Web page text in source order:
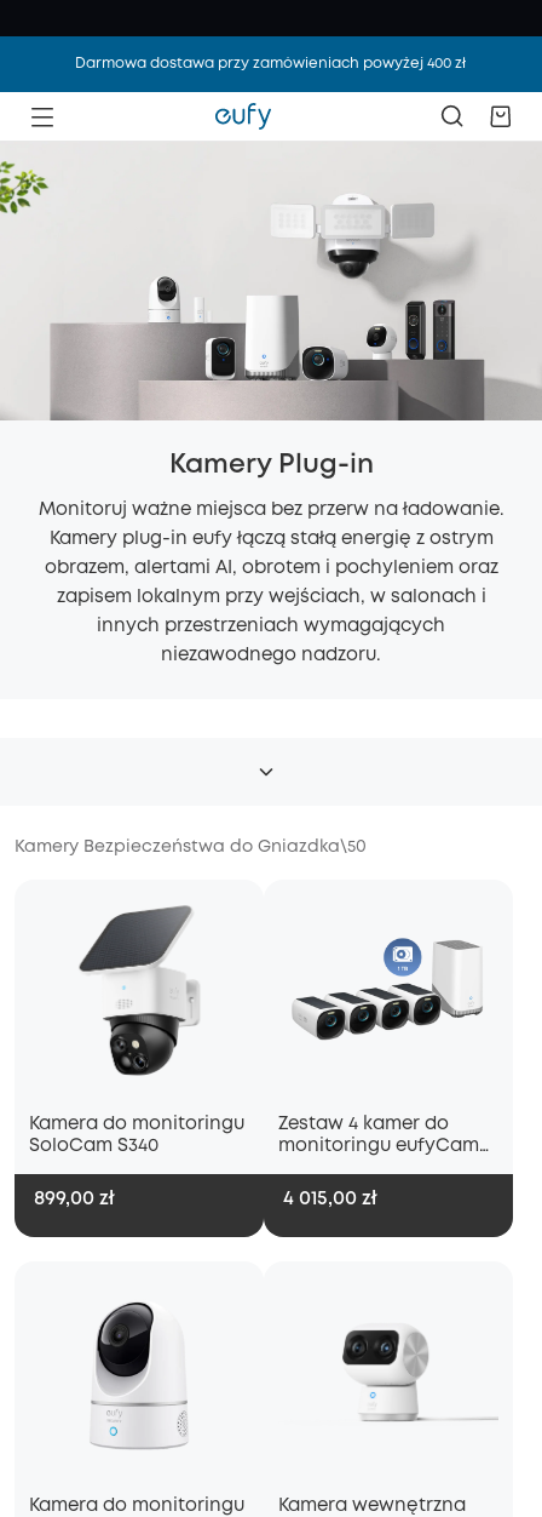
Darmowa dostawa przy zamówieniach powyżej 400 zł
Kamery Plug-in
Monitoruj ważne miejsca bez przerw na ładowanie.
Kamery plug-in eufy łączą stałą energię z ostrym
obrazem, alertami AI, obrotem i pochyleniem oraz
zapisem lokalnym przy wejściach, w salonach i
innych przestrzeniach wymagających
niezawodnego nadzoru.
Kamery Bezpieczeństwa do Gniazdka\50
Kamera do monitoringu
SoloCam S340
899,00 zł
Zestaw 4 kamer do
monitoringu eufyCam
twardy 1 TB
4 015,00 zł
Kamera do monitoringu
Kamera wewnętrzna